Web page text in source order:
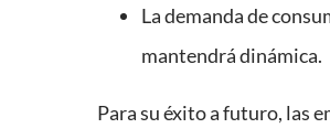
La demanda de
mantendrá dinámica.
Para su éxito a futuro, las